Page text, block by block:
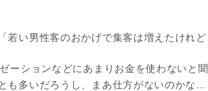
若い男性客のおかげで集客は増えたけれ
ーションなどにあまりお金を使わないと
も多いだろうし、まあ仕方がないのかな…